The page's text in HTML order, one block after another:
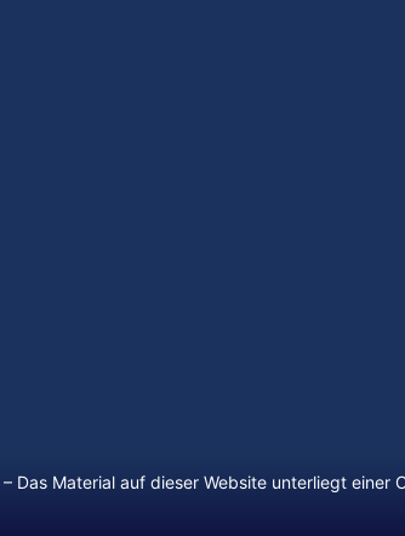
– Das Material auf dieser Website unterliegt einer